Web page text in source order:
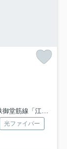
線「江坂」駅 徒歩18分
光ファイバー